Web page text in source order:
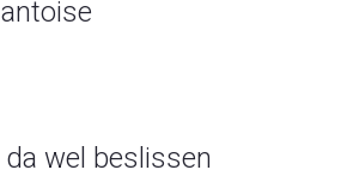
wel beslissen